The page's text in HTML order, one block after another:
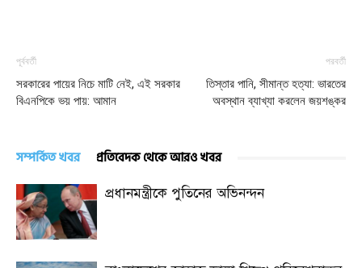
পূর্ববর্তী
সরকারের পায়ের নিচে মাটি নেই, এই সরকার
বিএনপিকে ভয় পায়: আমান
পরবর্তী
তিস্তার পানি, সীমান্ত হত্যা: ভারতের
অবস্থান ব্যাখ্যা করলেন জয়শঙ্কর
সম্পর্কিত খবর প্রতিবেদক থেকে আরও খবর
প্রধানমন্ত্রীকে পুতিনের অভিনন্দন